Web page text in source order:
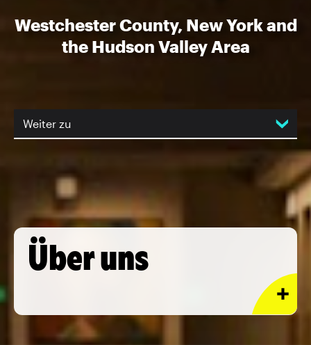
Westchester County, New York and
the Hudson Valley Area
Weiter zu
Über uns